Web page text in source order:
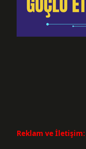
Reklam ve İletişim: